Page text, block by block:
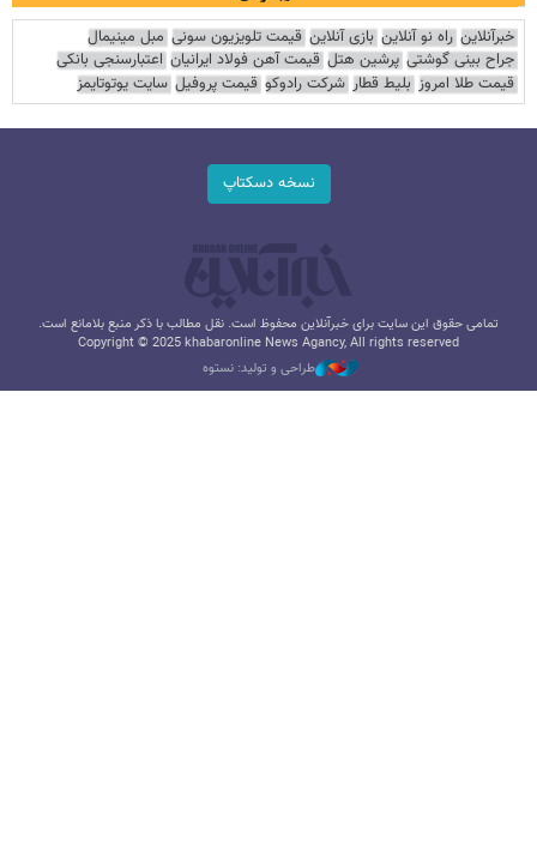
خبرآنلاین راه نو آنلاین بازی آنلاین قیمت تلویزیون سونی مبل مینیمال
جراح بینی گوشتی پرشین هتل قیمت آهن فولاد ایرانیان اعتبارسنجی بانکی
قیمت طلا امروز بلیط قطار شرکت رادوکو قیمت پروفیل سایت یوتوتایمز
نسخه دسکتاپ
تمامی حقوق این سایت برای خبرآنلاین محفوظ است. نقل مطالب با ذکر منبع بلامانع است.
Copyright © 2025 khabaronline News Agancy, All rights reserved
طراحی و تولید: نستوه